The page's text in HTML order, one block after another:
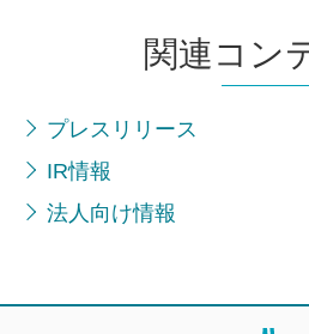
関連コン
プレスリリース
IR情報
法人向け情報